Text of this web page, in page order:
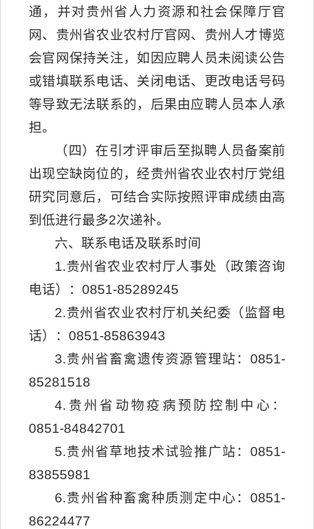
通，并对贵州省人力资源和社会保障厅官
网、贵州省农业农村厅官网、贵州人才博览
会官网保持关注，如因应聘人员未阅读公告
或错填联系电话、关闭电话、更改电话号码
等导致无法联系的，后果由应聘人员本人承
担。
（四）在引才评审后至拟聘人员备案前
出现空缺岗位的，经贵州省农业农村厅党组
研究同意后，可结合实际按照评审成绩由高
到低进行最多2次递补。
六、联系电话及联系时间
1.贵州省农业农村厅人事处（政策咨询
电话）：0851-85289245
2.贵州省农业农村厅机关纪委（监督电
话）：0851-85863943
3.贵州省畜禽遗传资源管理站：0851-
85281518
4.贵州省动物疫病预防控制中心：
0851-84842701
5.贵州省草地技术试验推广站：0851-
83855981
6.贵州省种畜禽种质测定中心：0851-
86224477